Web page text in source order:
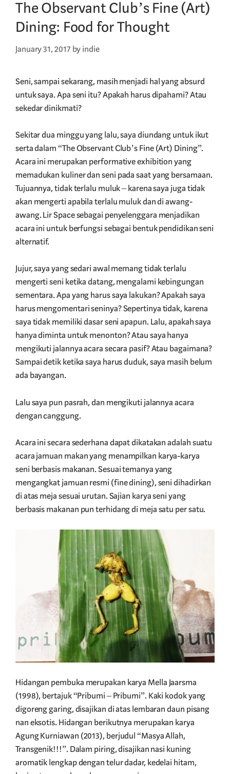
The Observant Club’s Fine (Art)
Dining: Food for Thought
January 31, 2017 byindie
Seni, sampai sekarang, masih menjadi hal yang absurd
untuk saya. Apa seni itu? Apakah harus dipahami? Atau
sekedar dinikmati?
Sekitar dua minggu yang lalu, saya diundang untuk ikut
serta dalam “The Observant Club’s Fine (Art) Dining”.
Acara ini merupakan performative exhibition yang
memadukan kuliner dan seni pada saat yang bersamaan.
Tujuannya, tidak terlalu muluk – karena saya juga tidak
akan mengerti apabila terlalu muluk dan di awang-
awang. Lir Space sebagai penyelenggara menjadikan
acara ini untuk berfungsi sebagai bentuk pendidikan seni
alternatif.
Jujur, saya yang sedari awal memang tidak terlalu
mengerti seni ketika datang, mengalami kebingungan
sementara. Apa yang harus saya lakukan? Apakah saya
harus mengomentari seninya? Sepertinya tidak, karena
saya tidak memiliki dasar seni apapun. Lalu, apakah saya
hanya diminta untuk menonton? Atau saya hanya
mengikuti jalannya acara secara pasif? Atau bagaimana?
Sampai detik ketika saya harus duduk, saya masih belum
ada bayangan.
Lalu saya pun pasrah, dan mengikuti jalannya acara
dengan canggung.
Acara ini secara sederhana dapat dikatakan adalah suatu
acara jamuan makan yang menampilkan karya-karya
seni berbasis makanan. Sesuai temanya yang
mengangkat jamuan resmi (fine dining), seni dihadirkan
di atas meja sesuai urutan. Sajian karya seni yang
berbasis makanan pun terhidang di meja satu per satu.
Hidangan pembuka merupakan karya Mella Jaarsma
(1998), bertajuk “Pribumi – Pribumi”. Kaki kodok yang
digoreng garing, disajikan di atas lembaran daun pisang
nan eksotis. Hidangan berikutnya merupakan karya
Agung Kurniawan (2013), berjudul “Masya Allah,
Transgenik!!!”. Dalam piring, disajikan nasi kuning
aromatik lengkap dengan telur dadar, kedelai hitam,